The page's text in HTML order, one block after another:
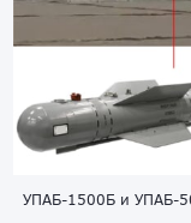
УПАБ-1500Б и УПАБ-